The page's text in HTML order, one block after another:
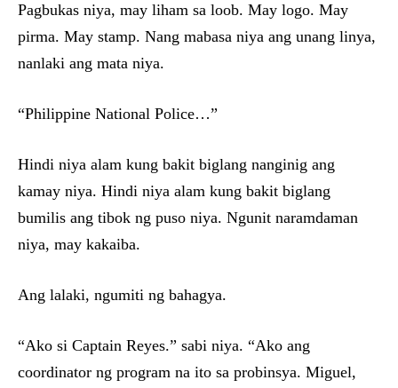
Pagbukas niya, may liham sa loob. May logo. May
pirma. May stamp. Nang mabasa niya ang unang linya,
nanlaki ang mata niya.
“Philippine National Police…”
Hindi niya alam kung bakit biglang nanginig ang
kamay niya. Hindi niya alam kung bakit biglang
bumilis ang tibok ng puso niya. Ngunit naramdaman
niya, may kakaiba.
Ang lalaki, ngumiti ng bahagya.
“Ako si Captain Reyes.” sabi niya. “Ako ang
coordinator ng program na ito sa probinsya. Miguel,